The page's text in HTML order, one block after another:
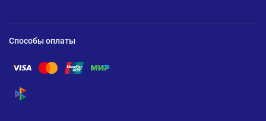
Способы оплаты
Помощь по оплате Visa
Помощь по оплате Mastercard
Помощь по оплате UnionPay
Помощь по оплате Мир
Помощь по оплате СБП